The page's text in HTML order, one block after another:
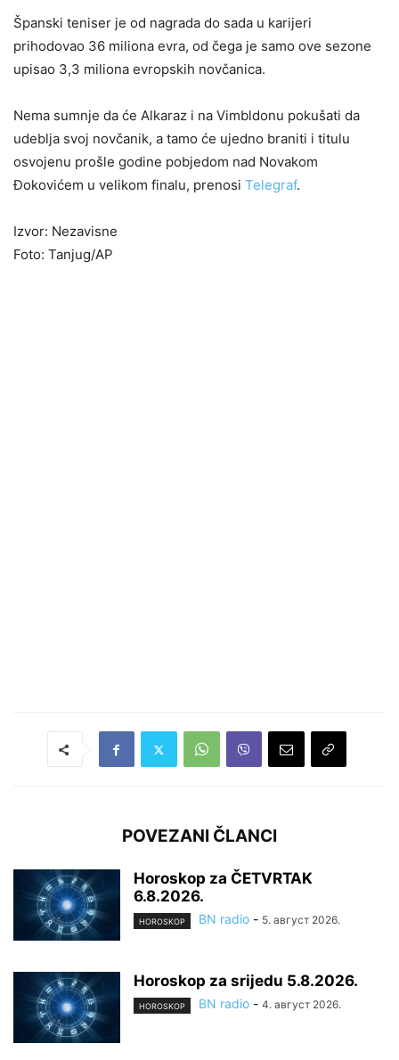
Španski teniser je od nagrada do sada u karijeri
prihodovao 36 miliona evra, od čega je samo ove sezone
upisao 3,3 miliona evropskih novčanica.
Nema sumnje da će Alkaraz i na Vimbldonu pokušati da
udeblja svoj novčanik, a tamo će ujedno braniti i titulu
osvojenu prošle godine pobjedom nad Novakom
Đokovićem u velikom finalu, prenosi Telegraf.
Izvor: Nezavisne
Foto: Tanjug/AP
POVEZANI ČLANCI
Horoskop za ČETVRTAK
6.8.2026.
HOROSKOP BN radio - 5. август 2026.
Horoskop za srijedu 5.8.2026.
HOROSKOP BN radio - 4. август 2026.